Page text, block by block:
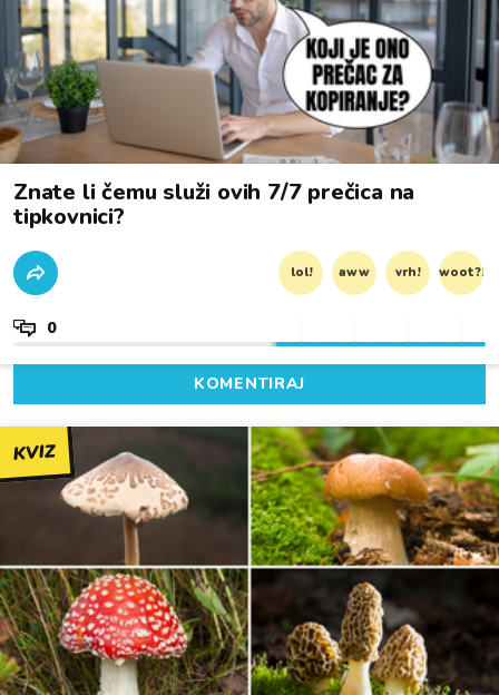
Znate li čemu služi ovih 7/7 prečica na
tipkovnici?
lol! aww vrh! woot?!
0
KOMENTIRAJ
KVIZ